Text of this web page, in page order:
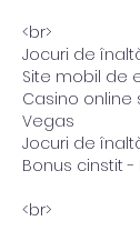
<br>
Jocuri de
Site mobil de
Casino online
Vegas
Jocuri de
Bonus cinstit -
<br>